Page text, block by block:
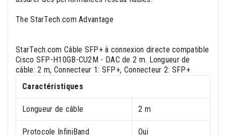
The StarTech.com Advantage
StarTech.com Câble SFP+ à connexion directe compatible
Cisco SFP-H10GB-CU2M - DAC de 2 m. Longueur de
câble: 2 m, Connecteur 1: SFP+, Connecteur 2: SFP+
Caractéristiques
Longueur de câble 2 m
Protocole InfiniBand Oui